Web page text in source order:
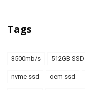
Tags
3500mb/s 512GB SSD
nvme ssd oem ssd